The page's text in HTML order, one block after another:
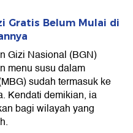
Gratis Belum Mulai di
Gizi Nasional (BGN)
menu susu dalam
sudah termasuk ke
Kendati demikian, ia
bagi wilayah yang